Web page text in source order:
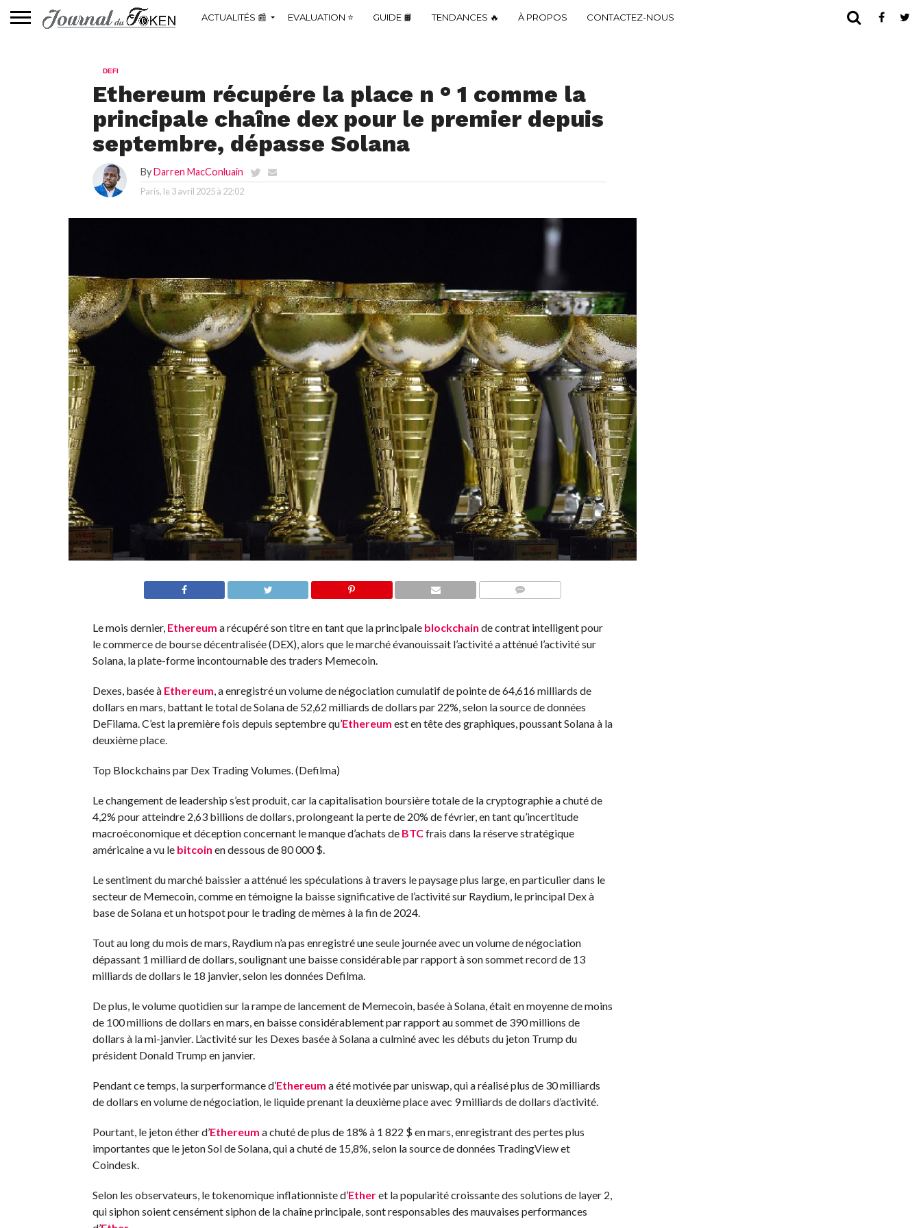
ACTUALITÉS 📰 EVALUATION ⭐ GUIDE 📙 TENDANCES 🔥 À PROPOS CONTACTEZ-NOUS
DEFI
Ethereum récupére la place n ° 1 comme la
principale chaîne dex pour le premier depuis
septembre, dépasse Solana
ByDarren MacConluain
Paris, le 3 avril 2025 à 22:02
Le mois dernier, Ethereum a récupéré son titre en tant que la principale blockchain de contrat intelligent pour
le commerce de bourse décentralisée (DEX), alors que le marché évanouissait l’activité a atténué l’activité sur
Solana, la plate-forme incontournable des traders Memecoin.
Dexes, basée à Ethereum, a enregistré un volume de négociation cumulatif de pointe de 64,616 milliards de
dollars en mars, battant le total de Solana de 52,62 milliards de dollars par 22%, selon la source de données
DeFilama. C’est la première fois depuis septembre qu’Ethereum est en tête des graphiques, poussant Solana à la
deuxième place.
Top Blockchains par Dex Trading Volumes. (Defilma)
Le changement de leadership s’est produit, car la capitalisation boursière totale de la cryptographie a chuté de
4,2% pour atteindre 2,63 billions de dollars, prolongeant la perte de 20% de février, en tant qu’incertitude
macroéconomique et déception concernant le manque d’achats de BTCfrais dans la réserve stratégique
américaine a vu le bitcoin en dessous de 80 000 $.
Le sentiment du marché baissier a atténué les spéculations à travers le paysage plus large, en particulier dans le
secteur de Memecoin, comme en témoigne la baisse significative de l’activité sur Raydium, le principal Dex à
base de Solana et un hotspot pour le trading de mèmes à la fin de 2024.
Tout au long du mois de mars, Raydium n’a pas enregistré une seule journée avec un volume de négociation
dépassant 1 milliard de dollars, soulignant une baisse considérable par rapport à son sommet record de 13
milliards de dollars le 18 janvier, selon les données Defilma.
De plus, le volume quotidien sur la rampe de lancement de Memecoin, basée à Solana, était en moyenne de moins
de 100 millions de dollars en mars, en baisse considérablement par rapport au sommet de 390 millions de
dollars à la mi-janvier. L’activité sur les Dexes basée à Solana a culminé avec les débuts du jeton Trump du
président Donald Trump en janvier.
Pendant ce temps, la surperformance d’Ethereum a été motivée par uniswap, qui a réalisé plus de 30 milliards
de dollars en volume de négociation, le liquide prenant la deuxième place avec 9 milliards de dollars d’activité.
Pourtant, le jeton éther d’Ethereum a chuté de plus de 18% à 1 822 $ en mars, enregistrant des pertes plus
importantes que le jeton Sol de Solana, qui a chuté de 15,8%, selon la source de données TradingView et
Coindesk.
Selon les observateurs, le tokenomique inflationniste d’Etheret la popularité croissante des solutions de layer 2,
qui siphon soient censément siphon de la chaîne principale, sont responsables des mauvaises performances